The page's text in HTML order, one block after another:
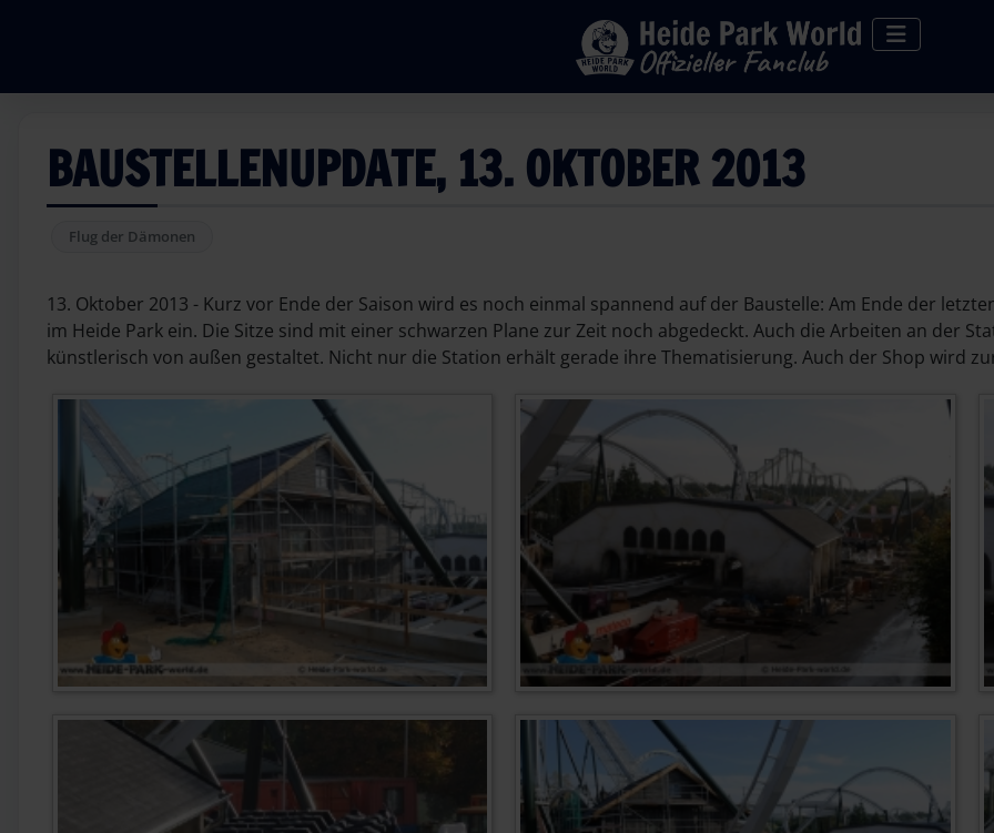
BAUSTELLENUPDATE, 13. OKTOBER 2013
Flug der Dämonen
13. Oktober 2013 - Kurz vor Ende der Saison wird es noch einmal spannend auf der Baustelle: Am Ende der
im Heide Park ein. Die Sitze sind mit einer schwarzen Plane zur Zeit noch abgedeckt. Auch die Arbeiten an der
künstlerisch von außen gestaltet. Nicht nur die Station erhält gerade ihre Thematisierung. Auch der Shop wird